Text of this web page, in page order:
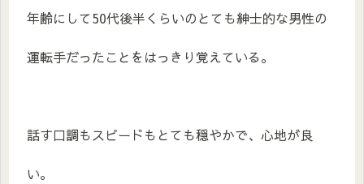
年齢にして50代後半くらいのとても紳士的な男性の
運転手だったことをはっきり覚えている。
話す口調もスピードもとても穏やかで、心地が良
い。